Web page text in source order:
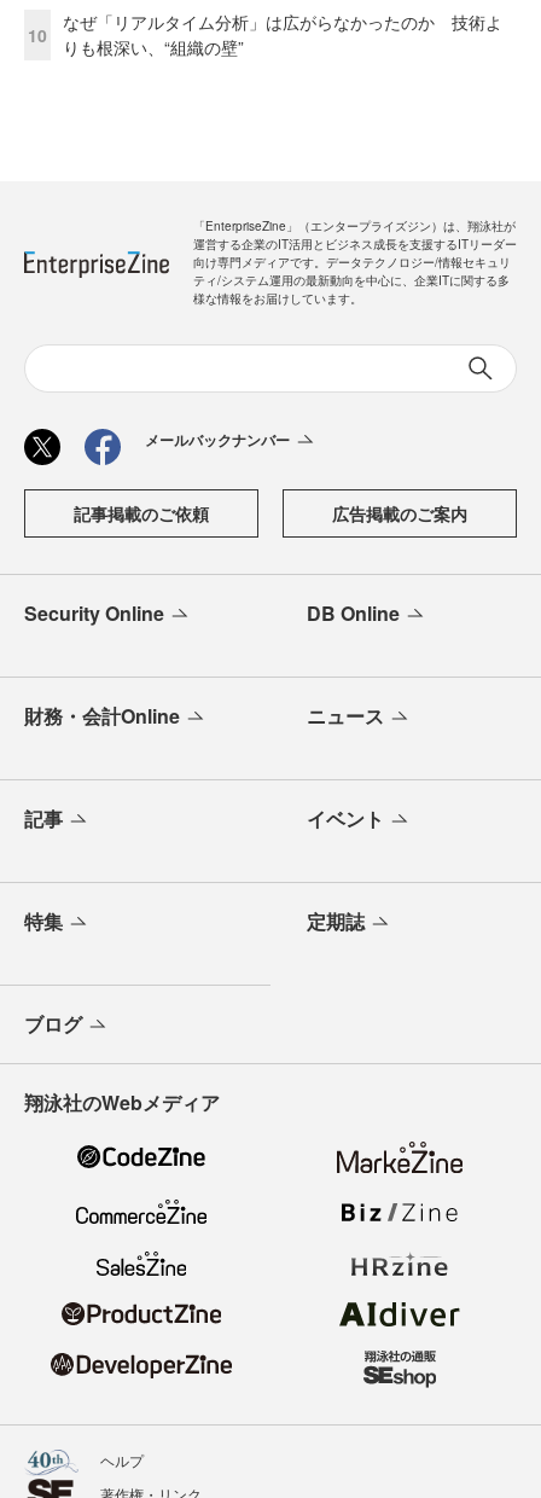
10
なぜ「リアルタイム分析」は広がらなかったのか 技術よ
りも根深い、“組織の壁”
「EnterpriseZine」（エンタープライズジン）は、翔泳社が
運営する企業のIT活用とビジネス成長を支援するITリーダー
向け専門メディアです。データテクノロジー/情報セキュリ
ティ/システム運用の最新動向を中心に、企業ITに関する多
様な情報をお届けしています。
メールバックナンバー
記事掲載のご依頼 広告掲載のご案内
Security Online DB Online
財務・会計Online ニュース
記事 イベント
特集 定期誌
ブログ
翔泳社のWebメディア
ヘルプ